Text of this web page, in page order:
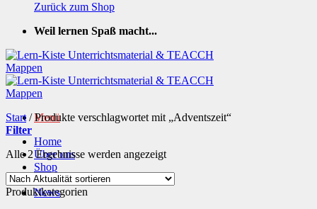
Zurück zum Shop
Weil lernen Spaß macht...
Menü
Home
Über uns
Shop
Info
News
Start /Produkte verschlagwortet mit „Adventszeit“
Filter
Alle 2 Ergebnisse werden angezeigtNach
sortiert
Produktkategorien